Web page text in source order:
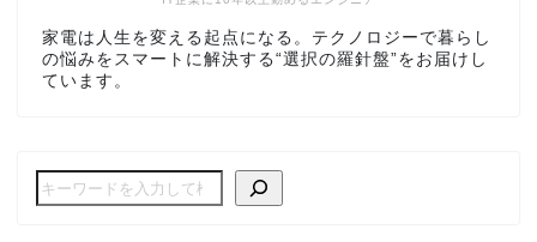
家電は人生を変える起点になる。テクノロジーで暮らし
の悩みをスマートに解決する“選択の羅針盤”をお届けし
ています。